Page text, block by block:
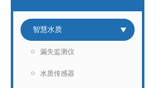
智慧水质
漏失监测仪
水质传感器